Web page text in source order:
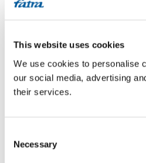
This website uses cookies
We use cookies to personalise
our social media, advertising
their services.
Selection
Necessary